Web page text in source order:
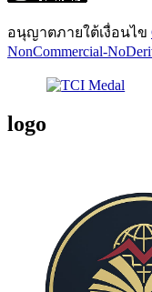
อนุญาตภายใต้เงื่อนไข
NonCommercial-
logo